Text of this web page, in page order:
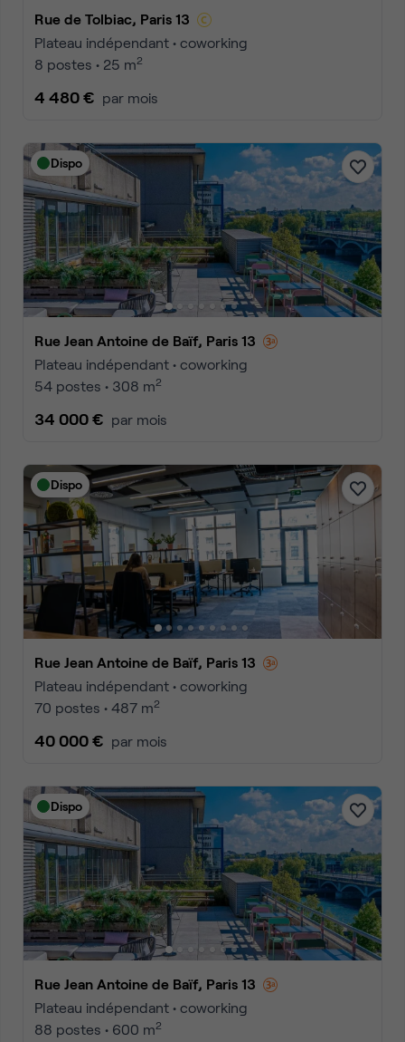
Rue de Tolbiac, Paris 13
Plateau indépendant • coworking
8 postes • 25 m2
4 480 € par mois
Dispo
Rue Jean Antoine de Baïf, Paris 13
Plateau indépendant • coworking
54 postes • 308 m2
34 000 € par mois
Dispo
Rue Jean Antoine de Baïf, Paris 13
Plateau indépendant • coworking
70 postes • 487 m2
40 000 € par mois
Dispo
Rue Jean Antoine de Baïf, Paris 13
Plateau indépendant • coworking
88 postes • 600 m2